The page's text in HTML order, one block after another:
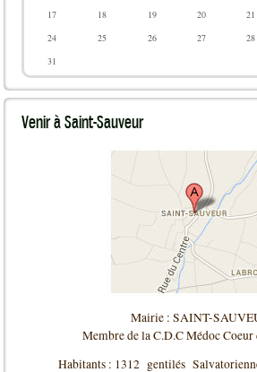
17
18 19 20 21
24
25 26 27 28
31
Venirà Saint-Sauveur
Mairie : SAINT-
Membre de la C.D.C Médoc Coeur
Habitants : 1312 gentilés